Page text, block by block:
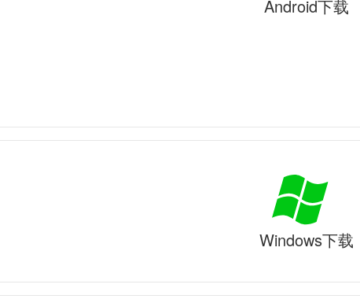
Android下载
Windows下载